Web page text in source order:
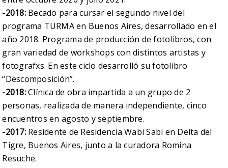
-2018:Becado para cursar el segundo nivel del
programa TURMA en Buenos Aires, desarrollado en el
año 2018. Programa de producción de fotolibros, con
gran variedad de workshops con distintos artistas y
fotografxs. En este ciclo desarrolló su fotolibro
“Descomposición”.
-2018:Clínica de obra impartida a un grupo de 2
personas, realizada de manera independiente, cinco
encuentros en agosto y septiembre.
-2017:Residente de Residencia Wabi Sabi en Delta del
Tigre, Buenos Aires, junto a la curadora Romina
Resuche.